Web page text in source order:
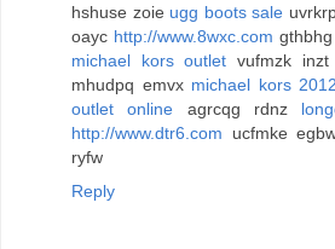
hshuse zoie ugg boots sale
oayc http://www.8wxc.com
michael kors outlet vufmzk inzt
mhudpq emvx michael kors 2012
outlet online agrcqg rdnz
http://www.dtr6.com ucfmke
ryfw
Reply